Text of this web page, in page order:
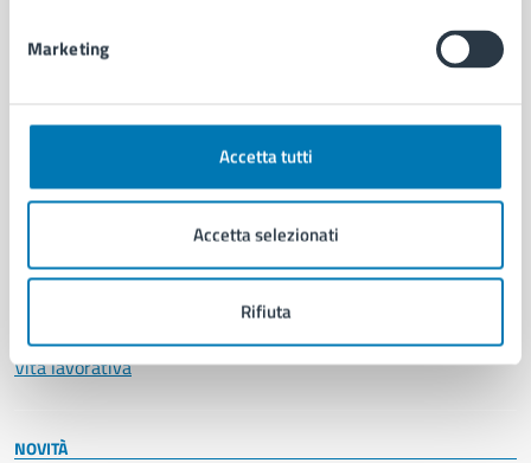
Marketing
Accetta tutti
Accetta selezionati
Rifiuta
CATEGORIE DI SERVIZIO
Documenti e certificati
Educazione e formazione
Imprese e commercio
Salute, benessere e assistenza
Servizi Cimiteriali
Vita lavorativa
NOVITÀ